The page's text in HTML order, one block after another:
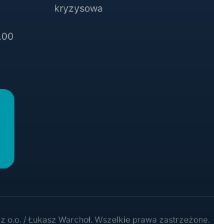
kryzysowa
o.o. / Łukasz Warchoł. Wszelkie prawa zastrzeżone.